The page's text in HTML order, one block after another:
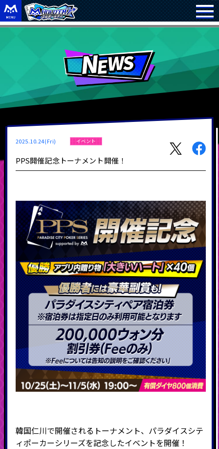
2025.10.24(Fri) イベント
PPS開催記念トーナメント開催！
韓国仁川で開催されるトーナメント、パラダイスシテ
ィポーカーシリーズを記念したイベントを開催！